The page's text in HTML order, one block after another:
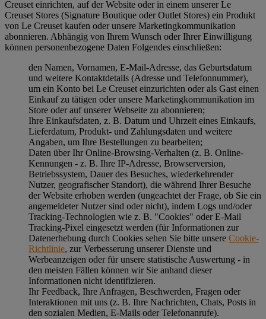
Creuset einrichten, auf der Website oder in einem unserer Le
Creuset Stores (Signature Boutique oder Outlet Stores) ein Produkt
von Le Creuset kaufen oder unsere Marketingkommunikation
abonnieren. Abhängig von Ihrem Wunsch oder Ihrer Einwilligung
können personenbezogene Daten Folgendes einschließen:
den Namen, Vornamen, E-Mail-Adresse, das Geburtsdatum
und weitere Kontaktdetails (Adresse und Telefonnummer),
um ein Konto bei Le Creuset einzurichten oder als Gast einen
Einkauf zu tätigen oder unsere Marketingkommunikation im
Store oder auf unserer Webseite zu abonnieren;
Ihre Einkaufsdaten, z. B. Datum und Uhrzeit eines Einkaufs,
Lieferdatum, Produkt- und Zahlungsdaten und weitere
Angaben, um Ihre Bestellungen zu bearbeiten;
Daten über Ihr Online-Browsing-Verhalten (z. B. Online-
Kennungen - z. B. Ihre IP-Adresse, Browserversion,
Betriebssystem, Dauer des Besuches, wiederkehrender
Nutzer, geografischer Standort), die während Ihrer Besuche
der Website erhoben werden (ungeachtet der Frage, ob Sie ein
angemeldeter Nutzer sind oder nicht), indem Logs und/oder
Tracking-Technologien wie z. B. "Cookies" oder E-Mail
Tracking-Pixel eingesetzt werden (für Informationen zur
Datenerhebung durch Cookies sehen Sie bitte unsere Cookie-
Richtlinie, zur Verbesserung unserer Dienste und
Werbeanzeigen oder für unsere statistische Auswertung - in
den meisten Fällen können wir Sie anhand dieser
Informationen nicht identifizieren.
Ihr Feedback, Ihre Anfragen, Beschwerden, Fragen oder
Interaktionen mit uns (z. B. Ihre Nachrichten, Chats, Posts in
den sozialen Medien, E-Mails oder Telefonanrufe).